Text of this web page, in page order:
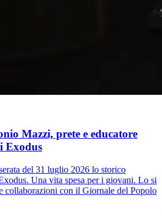
Mazzi, prete e educatore
Exodus
del 31 luglio 2026 lo storico
Una vita spesa per i giovani. Lo si
collaborazioni con il Giornale del Popolo